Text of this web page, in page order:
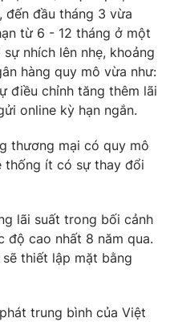
đầu tháng 3 vừa
từ 6 - 12 tháng ở một
nhích lên nhẹ, khoảng
hàng quy mô vừa như:
điều chỉnh tăng thêm lãi
online kỳ hạn ngắn.
thương mại có quy mô
thống ít có sự thay đổi
lãi suất trong bối cảnh
độ cao nhất 8 năm qua.
thiết lập mặt bằng
trung bình của Việt